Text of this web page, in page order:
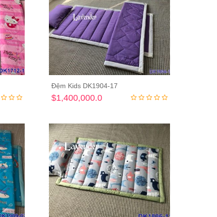
sách ship hàng
2026-08-08
Giới thiệu Lavender
2026-08-08
Thêm vào giỏ hàng
Đệm Kids DK1904-17
$1,400,000.0